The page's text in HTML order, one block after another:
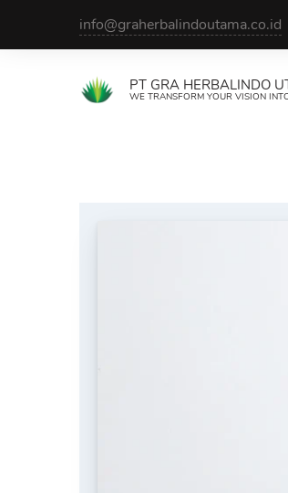
info@graherbalindoutama.co.id
PT GRA HERBALINDO
WE TRANSFORM YOUR VISION